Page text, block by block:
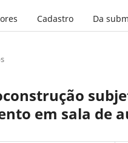
Cadastro Da
em sala de